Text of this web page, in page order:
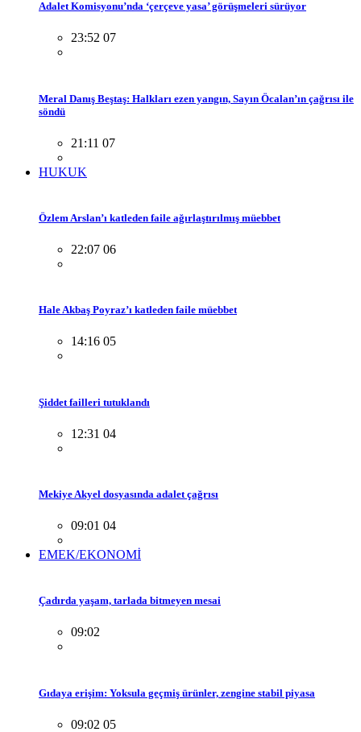
Adalet Komisyonu’nda ‘çerçeve yasa’ görüşmeleri sürüyor
23:52 07
Meral Danış Beştaş: Halkları ezen yangın, Sayın Öcalan’ın çağrısı ile
söndü
21:11 07
HUKUK
Özlem Arslan’ı katleden faile ağırlaştırılmış müebbet
22:07 06
Hale Akbaş Poyraz’ı katleden faile müebbet
14:16 05
Şiddet failleri tutuklandı
12:31 04
Mekiye Akyel dosyasında adalet çağrısı
09:01 04
EMEK/EKONOMİ
Çadırda yaşam, tarlada bitmeyen mesai
09:02
Gıdaya erişim: Yoksula geçmiş ürünler, zengine stabil piyasa
09:02 05